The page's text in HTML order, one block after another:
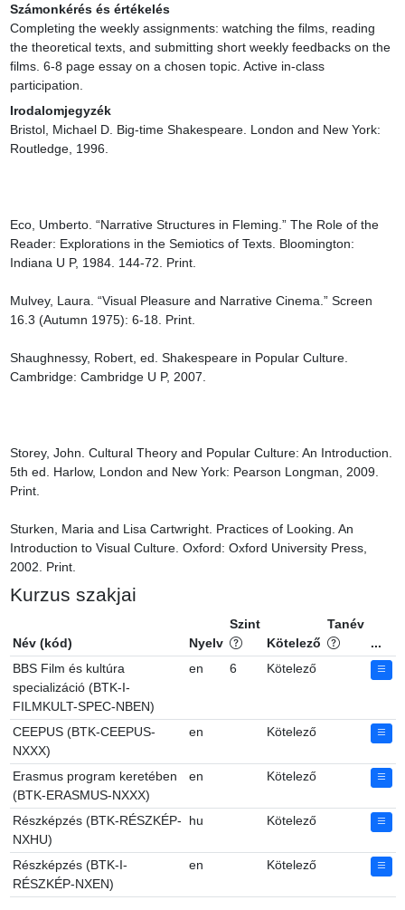
Számonkérés és értékelés
Completing the weekly assignments: watching the films, reading
the theoretical texts, and submitting short weekly feedbacks on the
films. 6-8 page essay on a chosen topic. Active in-class
participation.
Irodalomjegyzék
Bristol, Michael D. Big-time Shakespeare. London and New York:
Routledge, 1996.
Eco, Umberto. “Narrative Structures in Fleming.” The Role of the
Reader: Explorations in the Semiotics of Texts. Bloomington:
Indiana U P, 1984. 144-72. Print.
Mulvey, Laura. “Visual Pleasure and Narrative Cinema.” Screen
16.3 (Autumn 1975): 6-18. Print.
Shaughnessy, Robert, ed. Shakespeare in Popular Culture.
Cambridge: Cambridge U P, 2007.
Storey, John. Cultural Theory and Popular Culture: An Introduction.
5th ed. Harlow, London and New York: Pearson Longman, 2009.
Print.
Sturken, Maria and Lisa Cartwright. Practices of Looking. An
Introduction to Visual Culture. Oxford: Oxford University Press,
2002. Print.
Kurzus szakjai
Név (kód) Nyelv
Szint
Kötelező
Tanév
...
BBS Film és kultúra
specializáció (BTK-I-
FILMKULT-SPEC-NBEN)
en 6 Kötelező
CEEPUS (BTK-CEEPUS-
NXXX)
en Kötelező
Erasmus program keretében
(BTK-ERASMUS-NXXX)
en Kötelező
Részképzés (BTK-RÉSZKÉP-
NXHU)
hu Kötelező
Részképzés (BTK-I-
RÉSZKÉP-NXEN)
en Kötelező